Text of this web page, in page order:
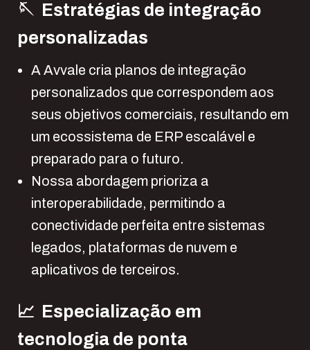
🪡 Estratégias de integração
personalizadas
A Avvale cria planos de integração
personalizados que correspondem aos
seus objetivos comerciais, resultando em
um ecossistema de ERP escalável e
preparado para o futuro.
Nossa abordagem prioriza a
interoperabilidade, permitindo a
conectividade perfeita entre sistemas
legados, plataformas de nuvem e
aplicativos de terceiros.
📈 Especialização em
tecnologia de ponta